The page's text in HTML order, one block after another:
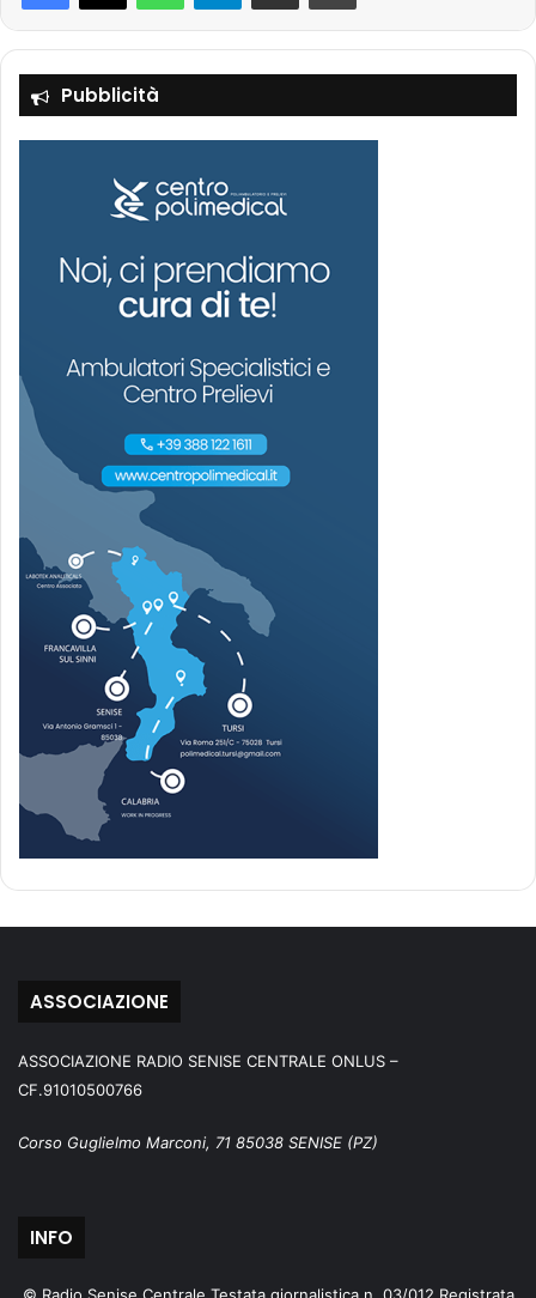
Pubblicità
ASSOCIAZIONE
ASSOCIAZIONE RADIO SENISE CENTRALE ONLUS –
CF.91010500766
Corso Guglielmo Marconi, 71 85038 SENISE (PZ)
INFO